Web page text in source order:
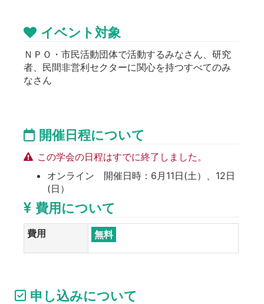
イベント対象
ＮＰＯ・市民活動団体で活動するみなさん、研究
者、民間非営利セクターに関心を持つすべてのみ
なさん
開催日程について
この学会の日程はすでに終了しました。
オンライン 開催日時：6月11日(土）、12日
(日）
費用について
費用 無料
申し込みについて